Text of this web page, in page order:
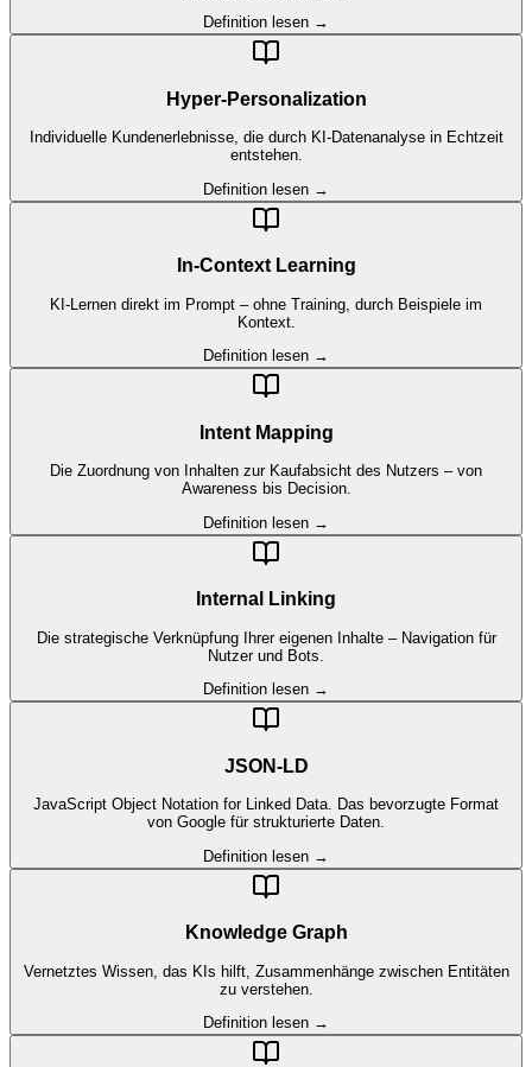
Definition lesen →
Hyper-Personalization
Individuelle Kundenerlebnisse, die durch KI-Datenanalyse in Echtzeit
entstehen.
Definition lesen →
In-Context Learning
KI-Lernen direkt im Prompt – ohne Training, durch Beispiele im
Kontext.
Definition lesen →
Intent Mapping
Die Zuordnung von Inhalten zur Kaufabsicht des Nutzers – von
Awareness bis Decision.
Definition lesen →
Internal Linking
Die strategische Verknüpfung Ihrer eigenen Inhalte – Navigation für
Nutzer und Bots.
Definition lesen →
JSON-LD
JavaScript Object Notation for Linked Data. Das bevorzugte Format
von Google für strukturierte Daten.
Definition lesen →
Knowledge Graph
Vernetztes Wissen, das KIs hilft, Zusammenhänge zwischen Entitäten
zu verstehen.
Definition lesen →